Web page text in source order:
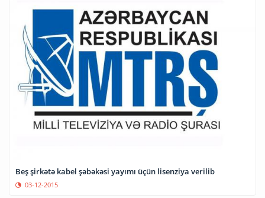
Beş şirkətə kabel şəbəkəsi yayımı üçün lisenziya verilib
03-12-2015